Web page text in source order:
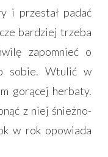
i przestał padać
bardziej trzeba
zapomnieć o
sobie. Wtulić w
gorącej herbaty.
z niej śnieżno-
w rok opowiada